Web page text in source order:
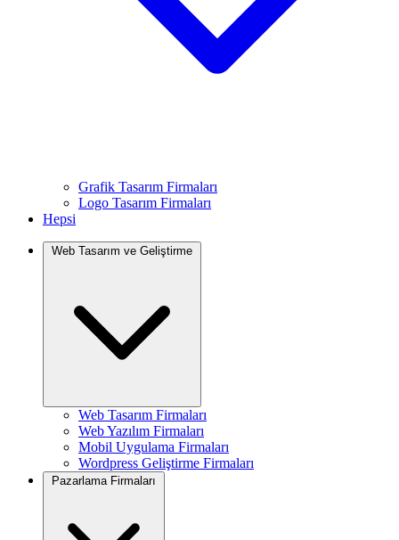
Grafik Tasarım Firmaları
Logo Tasarım Firmaları
Hepsi
Web Tasarım ve Geliştirme
Web Tasarım Firmaları
Web Yazılım Firmaları
Mobil Uygulama Firmaları
Wordpress Geliştirme Firmaları
Pazarlama Firmaları